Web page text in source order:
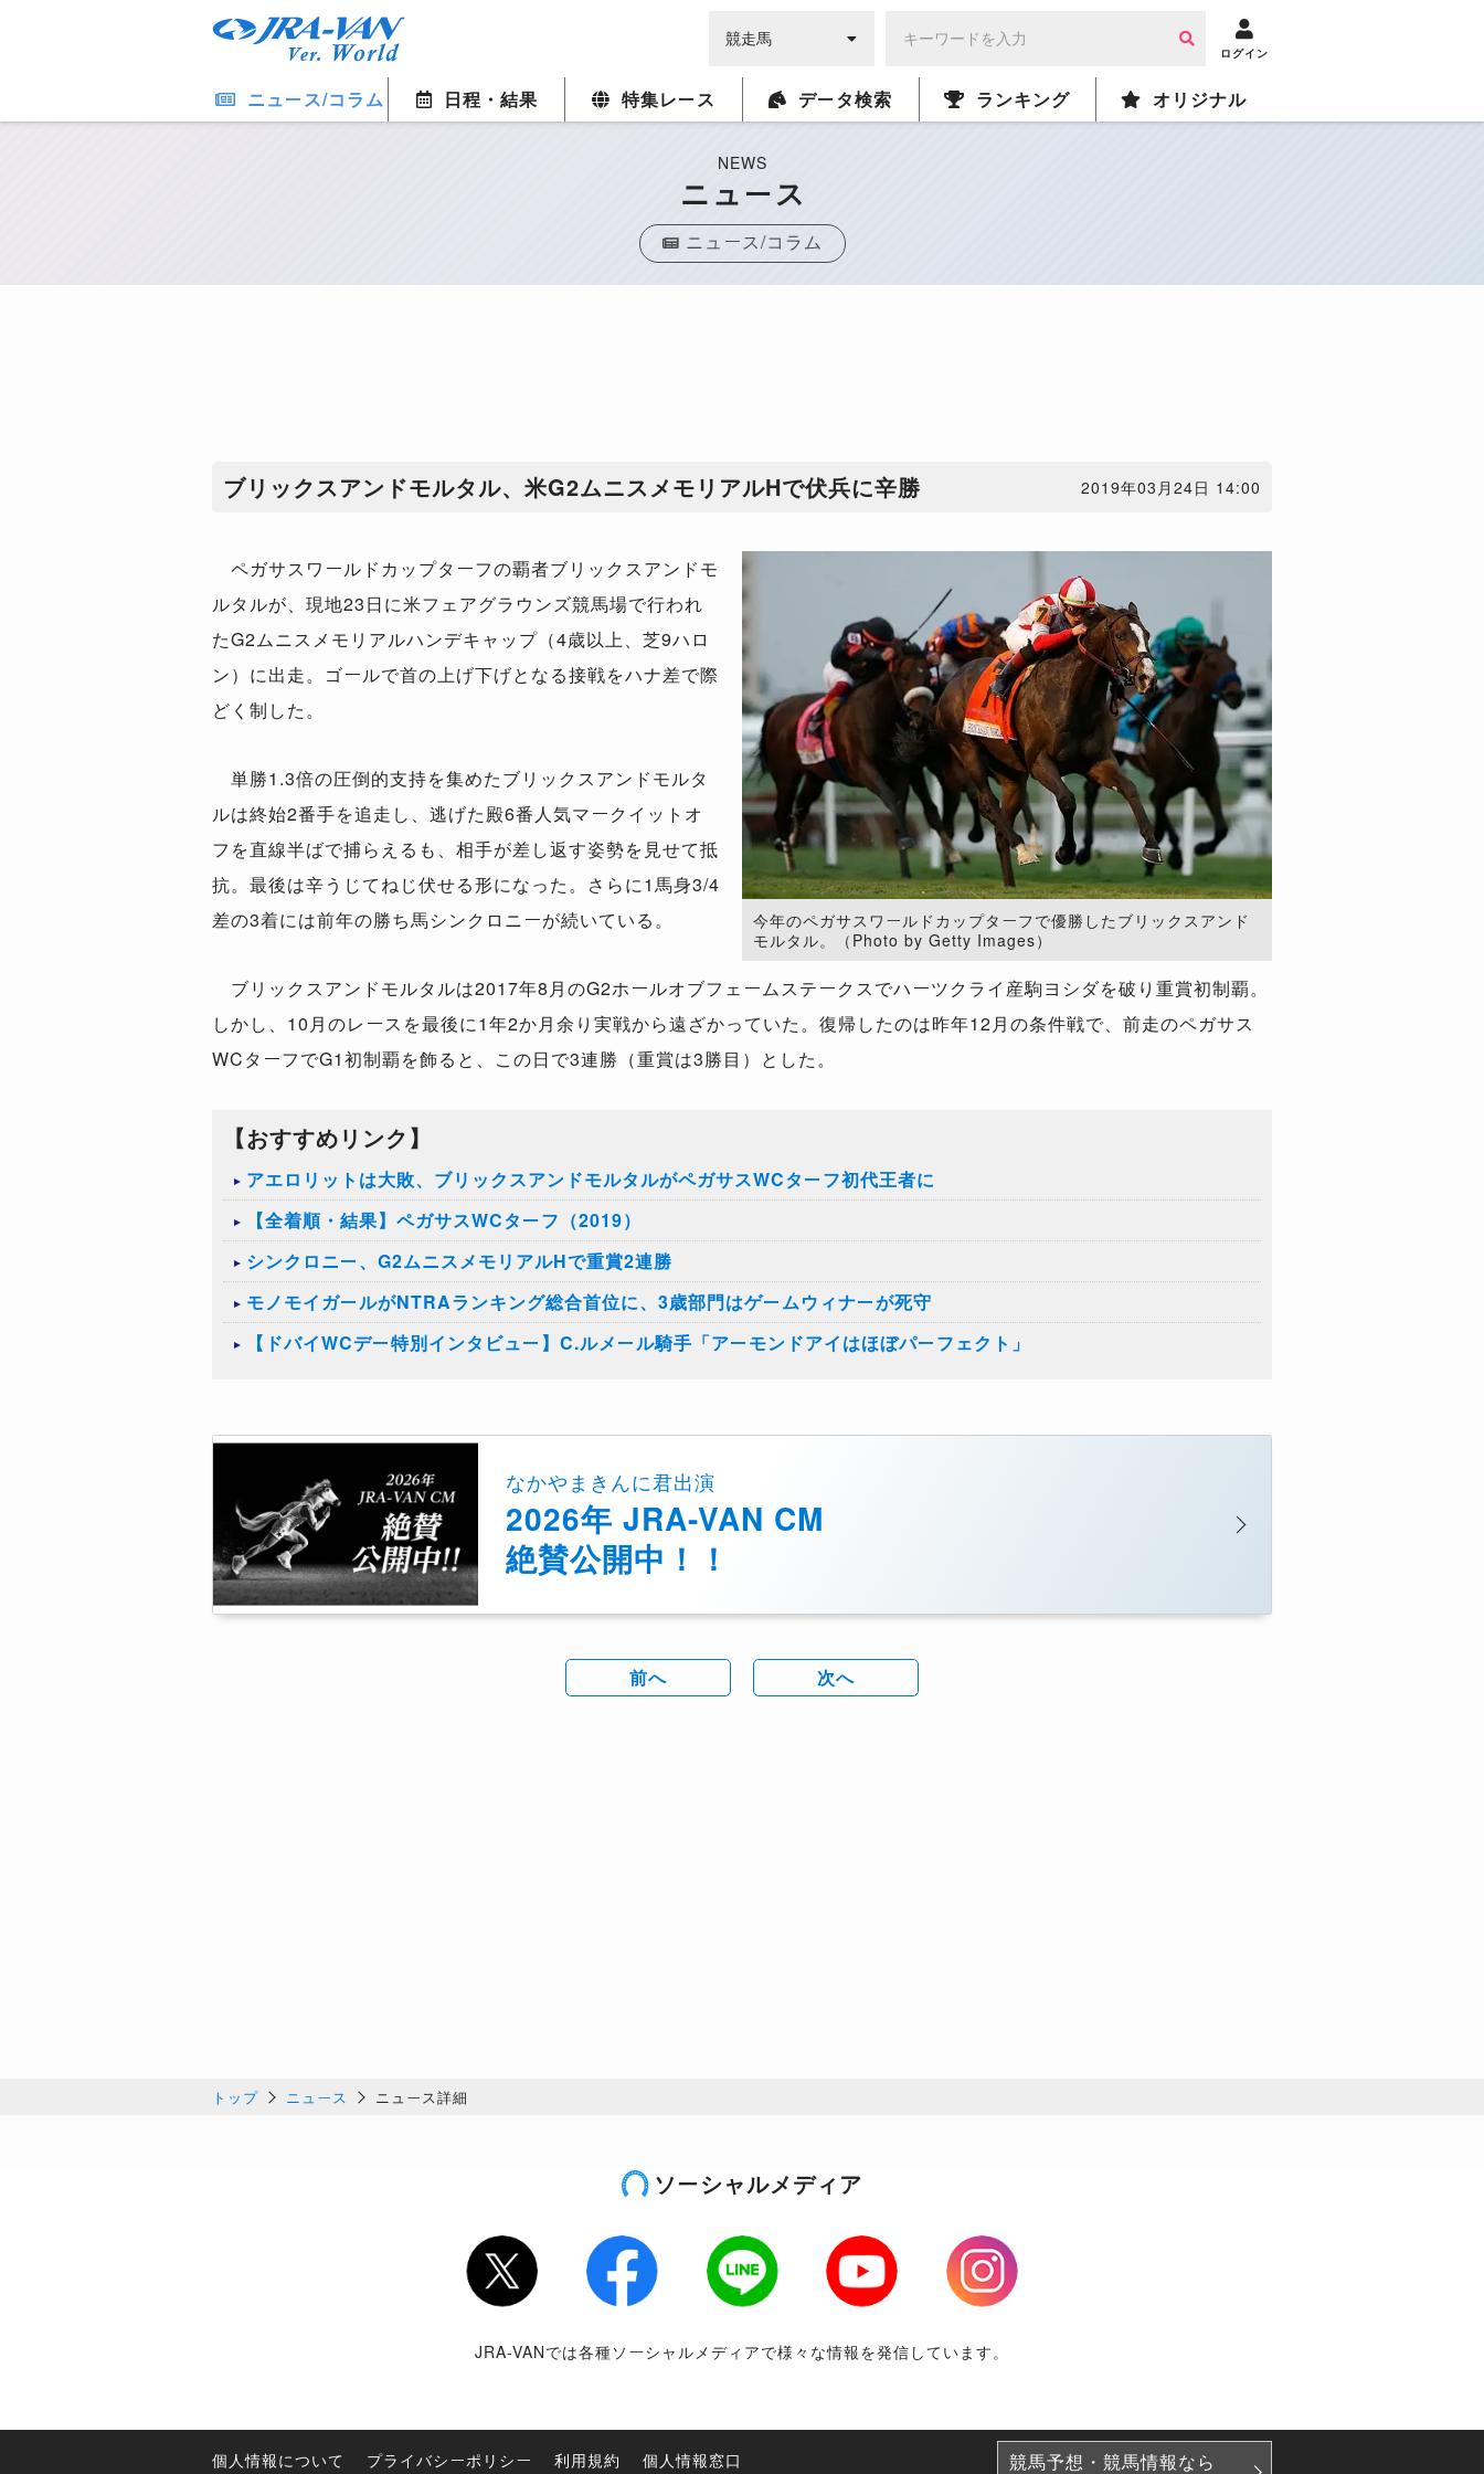
ログイン
ニュース/コラム 日程・結果 特集レース データ検索 ランキング オリジナル
NEWS
ニュース
ニュース/コラム
ブリックスアンドモルタル、米G2ムニスメモリアルHで伏兵に辛勝 2019年03月24日 14:00
今年のペガサスワールドカップターフで優勝したブリックスアンド
モルタル。（Photo by Getty Images）
ペガサスワールドカップターフの覇者ブリックスアンドモ
ルタルが、現地23日に米フェアグラウンズ競馬場で行われ
たG2ムニスメモリアルハンデキャップ（4歳以上、芝9ハロ
ン）に出走。ゴールで首の上げ下げとなる接戦をハナ差で際
どく制した。
単勝1.3倍の圧倒的支持を集めたブリックスアンドモルタ
ルは終始2番手を追走し、逃げた殿6番人気マークイットオ
フを直線半ばで捕らえるも、相手が差し返す姿勢を見せて抵
抗。最後は辛うじてねじ伏せる形になった。さらに1馬身3/4
差の3着には前年の勝ち馬シンクロニーが続いている。
ブリックスアンドモルタルは2017年8月のG2ホールオブフェームステークスでハーツクライ産駒ヨシダを破り重賞初制覇。
しかし、10月のレースを最後に1年2か月余り実戦から遠ざかっていた。復帰したのは昨年12月の条件戦で、前走のペガサス
WCターフでG1初制覇を飾ると、この日で3連勝（重賞は3勝目）とした。
【おすすめリンク】
アエロリットは大敗、ブリックスアンドモルタルがペガサスWCターフ初代王者に
【全着順・結果】ペガサスWCターフ（2019）
シンクロニー、G2ムニスメモリアルHで重賞2連勝
モノモイガールがNTRAランキング総合首位に、3歳部門はゲームウィナーが死守
【ドバイWCデー特別インタビュー】C.ルメール騎手「アーモンドアイはほぼパーフェクト」
なかやまきんに君出演
2026年 JRA-VAN CM
絶賛公開中！！
前へ 次へ
トップ ニュース ニュース詳細
ソーシャルメディア
Twitter Facebook LINE Youtube
Instagram
JRA-VANでは各種ソーシャルメディアで様々な情報を発信しています。
個人情報について プライバシーポリシー 利用規約 個人情報窓口 競馬予想・競馬情報なら